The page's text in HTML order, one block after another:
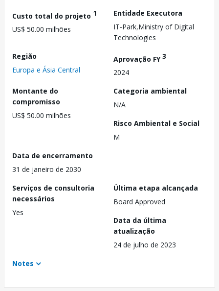
Custo total do projeto 1
US$ 50.00 milhões
Entidade Executora
IT-Park,Ministry of Digital
Technologies
Região
Europa e Ásia Central
Aprovação FY3
2024
Montante do
compromisso
US$ 50.00 milhões
Categoria ambiental
N/A
Risco Ambiental e Social
M
Data de encerramento
31 de janeiro de 2030
Serviços de consultoria
necessários
Yes
Última etapa alcançada
Board Approved
Data da última
atualização
24 de julho de 2023
Notes